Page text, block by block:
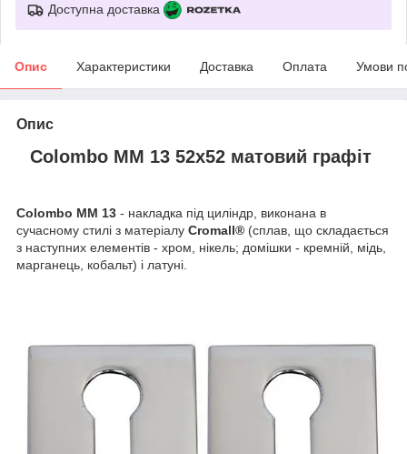
Доступна доставка
Опис Характеристики Доставка Оплата Умови
Опис
Colombo MM 13 52x52 матовий графіт
Colombo MM 13 - накладка під циліндр, виконана в
сучасному стилі з матеріалу Cromall® (сплав, що складається
з наступних елементів - хром, нікель; домішки - кремній, мідь,
марганець, кобальт) і латуні.